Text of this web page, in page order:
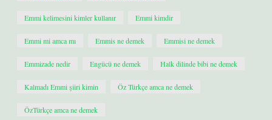
Emmi kelimesini kimler kullanır Emmi kimdir
Emmi mi amca mı Emmis ne demek Emmisi ne demek
Emmizade nedir Engücü ne demek Halk dilinde bibi ne demek
Kalmadı Emmi şiiri kimin Öz Türkçe amca ne demek
ÖzTürkçe amca ne demek